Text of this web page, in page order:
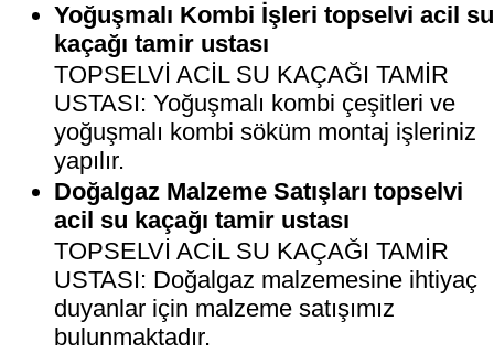
Yoğuşmalı Kombi İşleri topselvi acil su
kaçağı tamir ustası
TOPSELVİ ACİL SU KAÇAĞI TAMİR
USTASI: Yoğuşmalı kombi çeşitleri ve
yoğuşmalı kombi söküm montaj işleriniz
yapılır.
Doğalgaz Malzeme Satışları topselvi
acil su kaçağı tamir ustası
TOPSELVİ ACİL SU KAÇAĞI TAMİR
USTASI: Doğalgaz malzemesine ihtiyaç
duyanlar için malzeme satışımız
bulunmaktadır.